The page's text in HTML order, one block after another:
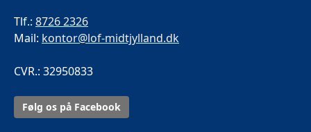
Tlf.: 8726 2326
Mail: kontor@lof-midtjylland.dk
CVR.: 32950833
Følg os på Facebook